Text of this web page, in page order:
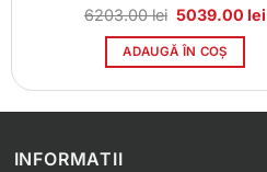
6203.00lei Prețul
a
fost:
5039.00lei
ADAUGĂ ÎN COȘ
INFORMATII